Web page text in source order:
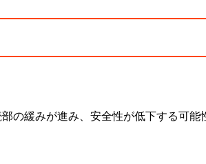
の緩みが進み、安全性が低下する可能